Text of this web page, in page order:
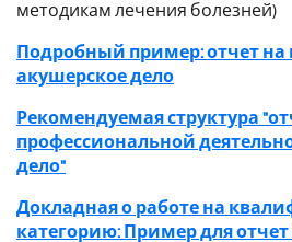
методикам лечения болезней)
Подробный пример: отчет на
акушерское дело
Рекомендуемая структура
профессиональной
дело"
Докладная о работе на
категорию: Пример для